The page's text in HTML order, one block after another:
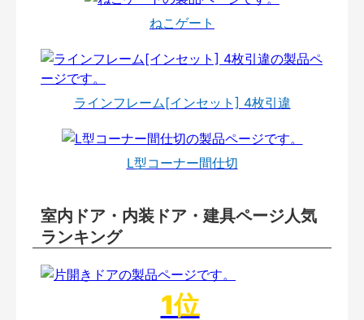
ねこゲート
ラインフレーム[インセット] 4枚引違
L型コーナー間仕切
室内ドア・内装ドア・建具ページ人気
ランキング